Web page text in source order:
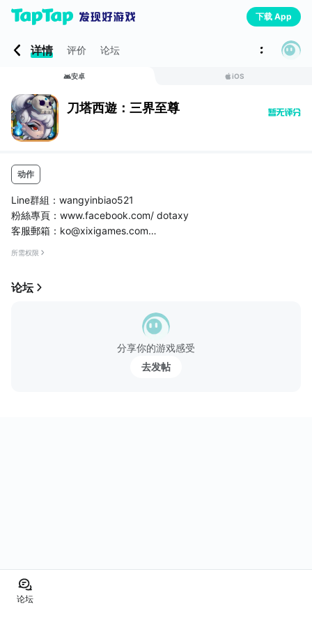
下载 App
详情 评价 论坛
安卓 iOS
刀塔西遊：三界至尊
动作
Line群組：wangyinbiao521
粉絲專頁：www.facebook.com/ dotaxy
客服郵箱：ko@xixigames.com
打斷、技能組合等高階玩法，全面超越傳統卡牌體驗。戰鬥中，英
動體驗，全新超炫戰鬥技能演繹指尖大招，掀起第三代手遊新紀
1）Q版呆萌的神將，高清畫面...
所需权限
论坛
分享你的游戏感受
去发帖
论坛